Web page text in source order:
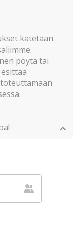
katetaan
pöytä tai